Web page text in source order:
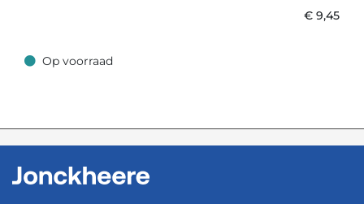
€ 9,45
Op voorraad
Op voorraad